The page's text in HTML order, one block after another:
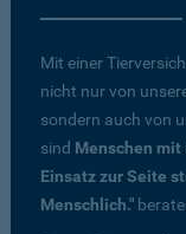
Mit einer
nicht nur von
sondern auch von
sind Menschen mit
Einsatz zur Seite
Menschlich."